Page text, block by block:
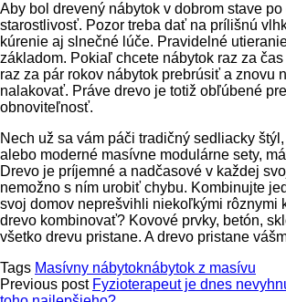
Aby bol drevený nábytok v dobrom stave
starostlivosť. Pozor treba dať na prílišnú
kúrenie aj slnečné lúče. Pravidelné
základom. Pokiaľ chcete nábytok raz za
raz za pár rokov nábytok prebrúsiť a znovu
nalakovať. Práve drevo je totiž obľúbené
obnoviteľnosť.
Nech už sa vám páči tradičný sedliacky
alebo moderné masívne modulárne sety,
Drevo je príjemné a nadčasové v každej
nemožno s ním urobiť chybu. Kombinujte
svoj domov neprešvihli niekoľkými rôznymi
drevo kombinovať? Kovové prvky, betón,
všetko drevu pristane. A drevo pristane
Tags Masívny nábytoknábytok z masívu
Previous post Fyzioterapeut je dnes